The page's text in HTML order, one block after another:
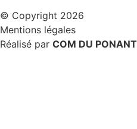
© Copyright 2026
Mentions légales
Réalisé par COM DU PONANT